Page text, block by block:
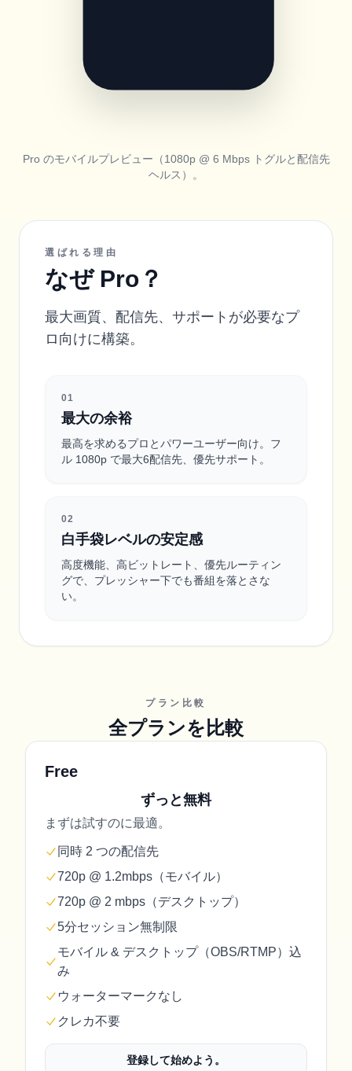
Pro のモバイルプレビュー（1080p @ 6 Mbps トグルと配信先
ヘルス）。
選ばれる理由
なぜ Pro？
最大画質、配信先、サポートが必要なプ
ロ向けに構築。
01
最大の余裕
最高を求めるプロとパワーユーザー向け。フ
ル 1080p で最大6配信先、優先サポート。
02
白手袋レベルの安定感
高度機能、高ビットレート、優先ルーティン
グで、プレッシャー下でも番組を落とさな
い。
プラン比較
全プランを比較
Free
ずっと無料
まずは試すのに最適。
同時 2 つの配信先
720p @ 1.2mbps（モバイル）
720p @ 2 mbps（デスクトップ）
5分セッション無制限
モバイル & デスクトップ（OBS/RTMP）込
み
ウォーターマークなし
クレカ不要
登録して始めよう。